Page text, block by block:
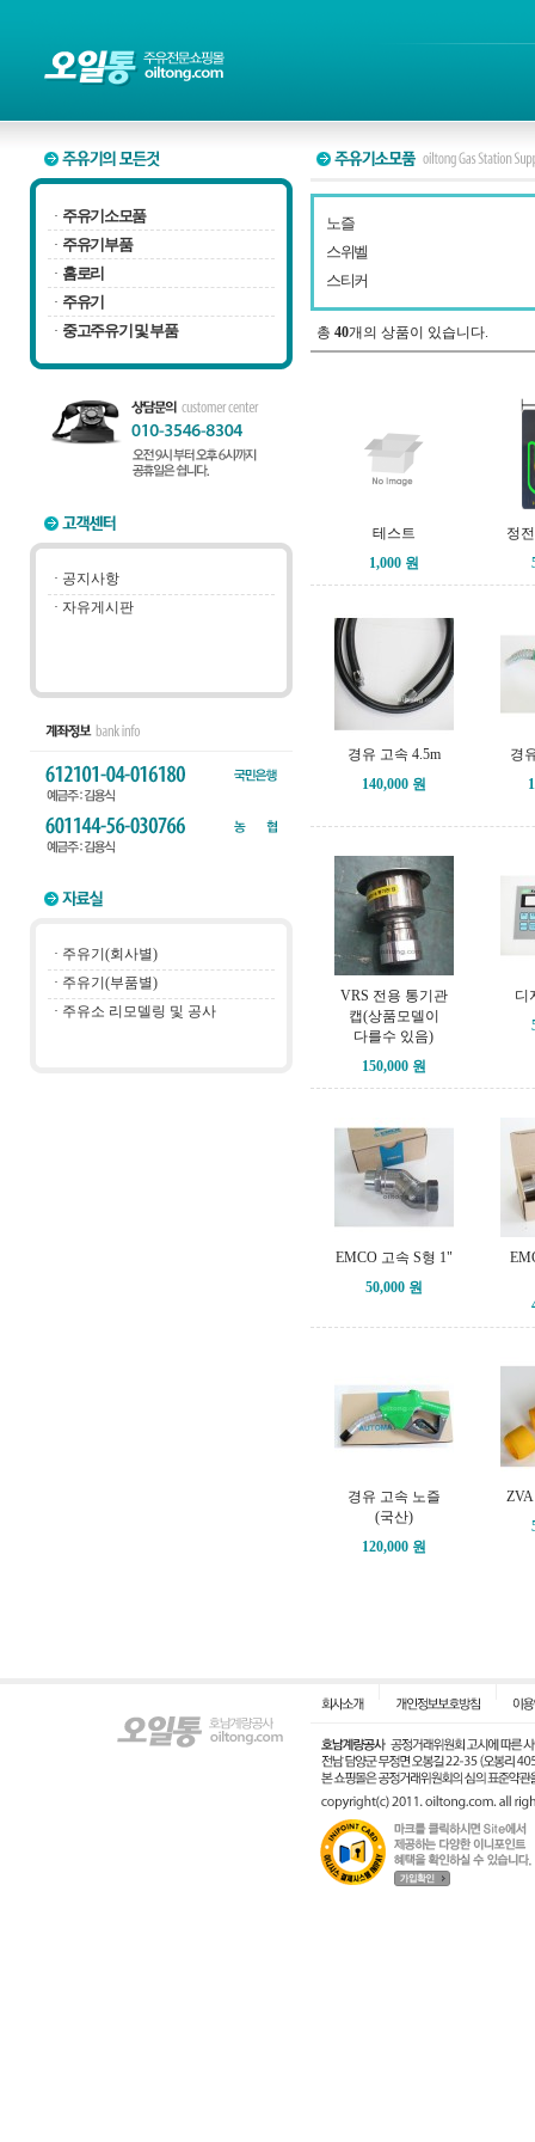
· 주유기소모품
· 주유기부품
· 홈로리
· 주유기
· 중고주유기 및 부품
· 공지사항
· 자유게시판
· 주유기(회사별)
· 주유기(부품별)
· 주유소 리모델링 및 공사
노즐
스위벨
스티커
총 40개의 상품이 있습니다.
테스트
1,000 원
정
경유 고속 4.5m
140,000 원
경
VRS 전용 통기관
캡(상품모델이
다를수 있음)
150,000 원
디
EMCO 고속 S형 1"
50,000 원
경유 고속 노즐
(국산)
120,000 원